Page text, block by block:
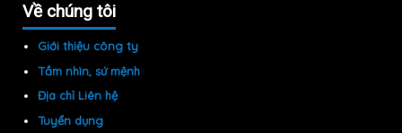
Về chúng tôi
Giới thiệu công ty
Tầm nhìn, sứ mệnh
Địa chỉ Liên hệ
Tuyển dụng